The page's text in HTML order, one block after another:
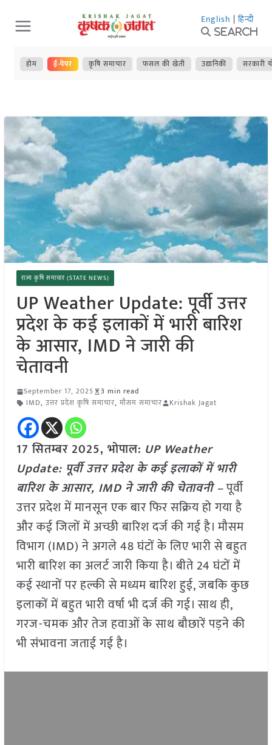
Skip
to
content
English | हिन्दी
Search
होम ई-पेपर कृषि समाचार फसल की खेती उद्यानिकी सरकारी
राज्य कृषि समाचार (STATE NEWS)
UP Weather Update: पूर्वी उत्तर
प्रदेश के कई इलाकों में भारी बारिश
के आसार, IMD ने जारी की
चेतावनी
September 17, 2025
3 min read
IMD, उत्तर प्रदेश कृषि समाचार, मौसम समाचार Krishak Jagat
17 सितम्बर 2025, भोपाल: UP Weather
Update: पूर्वी उत्तर प्रदेश के कई इलाकों में भारी
बारिश के आसार, IMD ने जारी की चेतावनी –पूर्वी
उत्तर प्रदेश में मानसून एक बार फिर सक्रिय हो गया है
और कई जिलों में अच्छी बारिश दर्ज की गई है। मौसम
विभाग (IMD) ने अगले 48 घंटों के लिए भारी से बहुत
भारी बारिश का अलर्ट जारी किया है। बीते 24 घंटों में
कई स्थानों पर हल्की से मध्यम बारिश हुई, जबकि कुछ
इलाकों में बहुत भारी वर्षा भी दर्ज की गई। साथ ही,
गरज-चमक और तेज हवाओं के साथ बौछारें पड़ने की
भी संभावना जताई गई है।